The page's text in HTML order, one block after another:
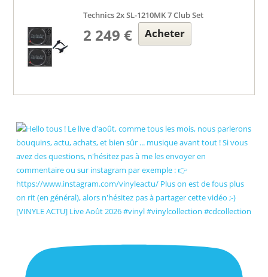
Technics 2x SL-1210MK 7 Club Set
2 249 € Acheter
[VINYLE ACTU] Live Août 2026 #vinyl #vinylcollection #cdcollection